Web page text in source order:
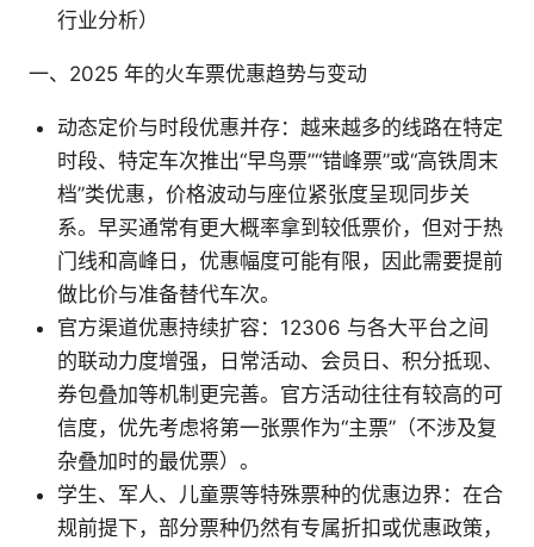
行业分析）
一、2025 年的火车票优惠趋势与变动
动态定价与时段优惠并存：越来越多的线路在特定
时段、特定车次推出“早鸟票”“错峰票”或“高铁周末
档”类优惠，价格波动与座位紧张度呈现同步关
系。早买通常有更大概率拿到较低票价，但对于热
门线和高峰日，优惠幅度可能有限，因此需要提前
做比价与准备替代车次。
官方渠道优惠持续扩容：12306 与各大平台之间
的联动力度增强，日常活动、会员日、积分抵现、
券包叠加等机制更完善。官方活动往往有较高的可
信度，优先考虑将第一张票作为“主票”（不涉及复
杂叠加时的最优票）。
学生、军人、儿童票等特殊票种的优惠边界：在合
规前提下，部分票种仍然有专属折扣或优惠政策，